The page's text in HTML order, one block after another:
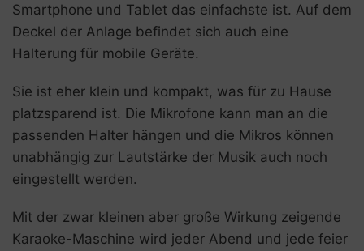
Smartphone und Tablet das einfachste ist. Auf dem
Deckel der Anlage befindet sich auch eine
Halterung für mobile Geräte.
Sie ist eher klein und kompakt, was für zu Hause
platzsparend ist. Die Mikrofone kann man an die
passenden Halter hängen und die Mikros können
unabhängig zur Lautstärke der Musik auch noch
eingestellt werden.
Mit der zwar kleinen aber große Wirkung zeigende
Karaoke-Maschine wird jeder Abend und jede feier